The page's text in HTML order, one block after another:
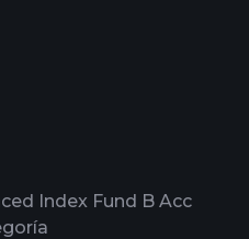
Index Fund B Acc